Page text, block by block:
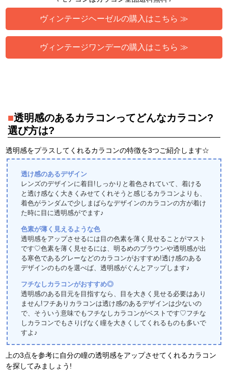
ヴィンテージヘーゼルの購入はこちら ≫
ヴィンテージワンデーの購入はこちら ≫
■透明感のあるカラコンってどんなカラコン?
選び方は?
透明感をプラスしてくれるカラコンの特徴を3つご紹介します☆
透け感のあるデザイン
レンズのデザインに着目!しっかりと着色されていて、着ける
と透け感なく大きくみせてくれそうと感じるカラコンよりも、
着色がランダムで少しまばらなデザインのカラコンの方が着け
た時に目に透明感がでます♪
色素が薄く見えるような色
透明感をアップさせるには目の色素を薄く見せることがマスト
です♡色素を薄く見せるには、明るめのブラウンや透明感が出
る寒色であるグレーなどのカラコンがおすすめ!透け感のある
デザインのものを選べば、透明感がぐんとアップします♪
フチなしカラコンがおすすめ◎
透明感のある目元を目指すなら、目を大きく見せる必要はあり
ません!フチありカラコンは透け感のあるデザインは少ないの
で、そういう意味でもフチなしカラコンがベストです♡フチな
しカラコンでもさりげなく瞳を大きくしてくれるものも多いで
すよ♪
上の3点を参考に自分の瞳の透明感をアップさせてくれるカラコン
を探してみましょう!